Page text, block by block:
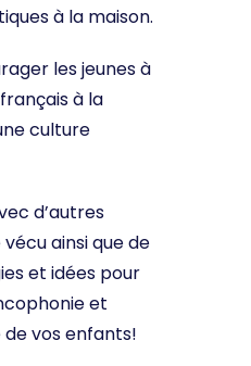
à la maison.
les jeunes à
à la
culture
d’autres
ainsi que de
et idées pour
et
vos enfants!